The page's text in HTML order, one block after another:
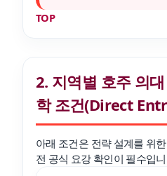
TOP
2. 지역별 호주 의
학 조건(Direct
아래 조건은 전략 설계를 위
전 공식 요강 확인이 필수입